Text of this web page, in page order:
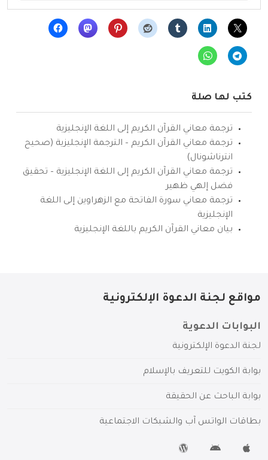
كتب لها صلة
ترجمة معاني القرآن الكريم إلى اللغة الإنجليزية
ترجمة معاني القرآن الكريم – الترجمة الإنجليزية (صحيح
انترناشونال)
ترجمة معاني القرآن الكريم إلى اللغة الإنجليزية – تحقيق
فضل إلهي ظهير
ترجمة معاني سورة الفاتحة مع الزهراوين إلى اللغة
الإنجليزية
بيان معاني القرآن الكريم باللغة الإنجليزية
مواقع لجنة الدعوة الإلكترونية
البوابات الدعوية
لجنة الدعوة الإلكترونية
بوابة الكويت للتعريف بالإسلام
بوابة الباحث عن الحقيقة
بطاقات الواتس آب والشبكات الاجتماعية